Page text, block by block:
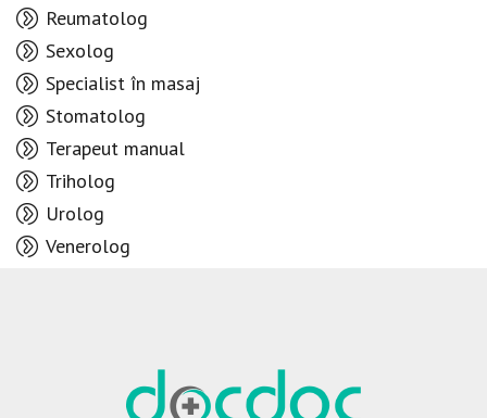
Reumatolog
Sexolog
Specialist în masaj
Stomatolog
Terapeut manual
Triholog
Urolog
Venerolog